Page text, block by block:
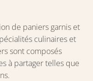
de paniers garnis et
culinaires et
sont composés
à partager telles que